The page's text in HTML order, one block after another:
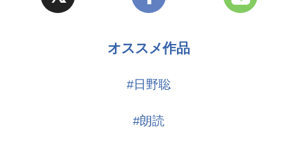
オススメ作品
#日野聡
#朗読